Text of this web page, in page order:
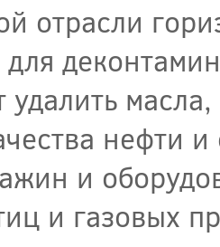
отрасли
для
масла,
нефти
и
и газовых